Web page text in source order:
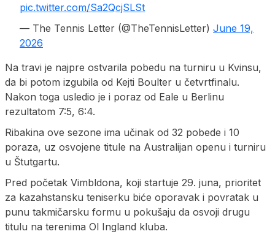
pic.twitter.com/Sa2QcjSLSt
— The Tennis Letter (@TheTennisLetter) June 19,
2026
Na travi je najpre ostvarila pobedu na turniru u Kvinsu,
da bi potom izgubila od Kejti Boulter u četvrtfinalu.
Nakon toga usledio je i poraz od Eale u Berlinu
rezultatom 7:5, 6:4.
Ribakina ove sezone ima učinak od 32 pobede i 10
poraza, uz osvojene titule na Australijan openu i turniru
u Štutgartu.
Pred početak Vimbldona, koji startuje 29. juna, prioritet
za kazahstansku teniserku biće oporavak i povratak u
punu takmičarsku formu u pokušaju da osvoji drugu
titulu na terenima Ol Ingland kluba.